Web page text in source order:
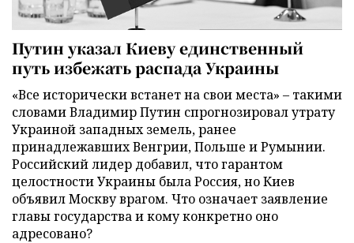
Путин указал Киеву единственный
путь избежать распада Украины
«Все исторически встанет на свои места» – такими
словами Владимир Путин спрогнозировал утрату
Украиной западных земель, ранее
принадлежавших Венгрии, Польше и Румынии.
Российский лидер добавил, что гарантом
целостности Украины была Россия, но Киев
объявил Москву врагом. Что означает заявление
главы государства и кому конкретно оно
адресовано?